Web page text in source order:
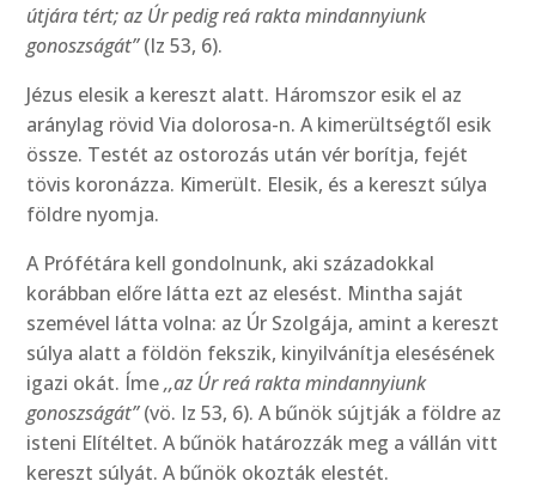
útjára tért; az Úr pedig reá rakta mindannyiunk
gonoszságát”(Iz 53, 6).
Jézus elesik a kereszt alatt. Háromszor esik el az
aránylag rövid Via dolorosa-n. A kimerültségtől esik
össze. Testét az ostorozás után vér borítja, fejét
tövis koronázza. Kimerült. Elesik, és a kereszt súlya
földre nyomja.
A Prófétára kell gondolnunk, aki századokkal
korábban előre látta ezt az elesést. Mintha saját
szemével látta volna: az Úr Szolgája, amint a kereszt
súlya alatt a földön fekszik, kinyilvánítja elesésének
igazi okát. Íme,,az Úr reá rakta mindannyiunk
gonoszságát”(vö. Iz 53, 6). A bűnök sújtják a földre az
isteni Elítéltet. A bűnök határozzák meg a vállán vitt
kereszt súlyát. A bűnök okozták elestét.